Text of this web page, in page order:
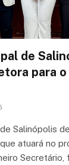
de
para
Salinópolis
atuará no